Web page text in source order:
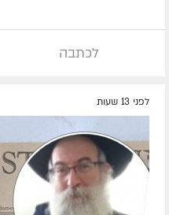
לכתבה
לפני 13 שעות